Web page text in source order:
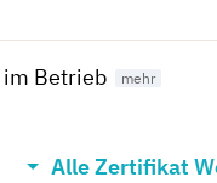
im Betrieb
Alle Zertifikat